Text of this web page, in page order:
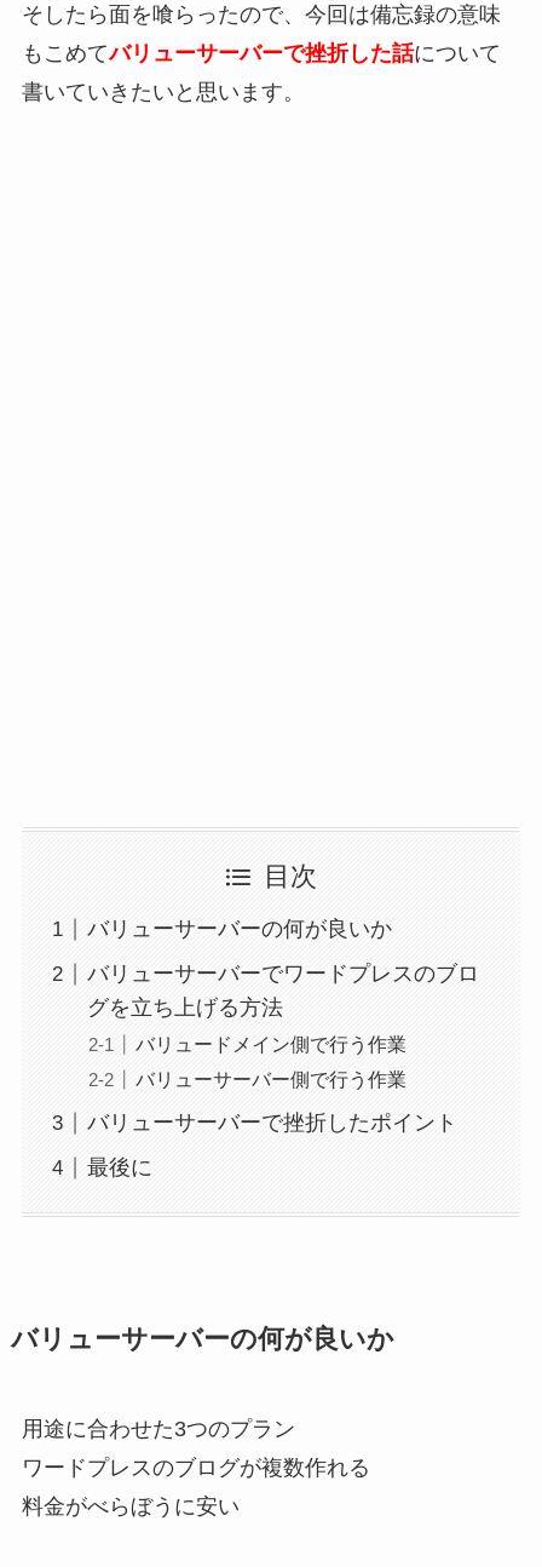
そしたら面を喰らったので、今回は備忘録の意味
もこめてバリューサーバーで挫折した話について
書いていきたいと思います。
目次
バリューサーバーの何が良いか
バリューサーバーでワードプレスのブロ
グを立ち上げる方法
バリュードメイン側で行う作業
バリューサーバー側で行う作業
バリューサーバーで挫折したポイント
最後に
バリューサーバーの何が良いか
用途に合わせた3つのプラン
ワードプレスのブログが複数作れる
料金がべらぼうに安い